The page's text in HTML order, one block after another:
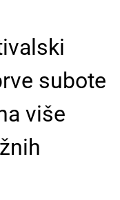
subote
više